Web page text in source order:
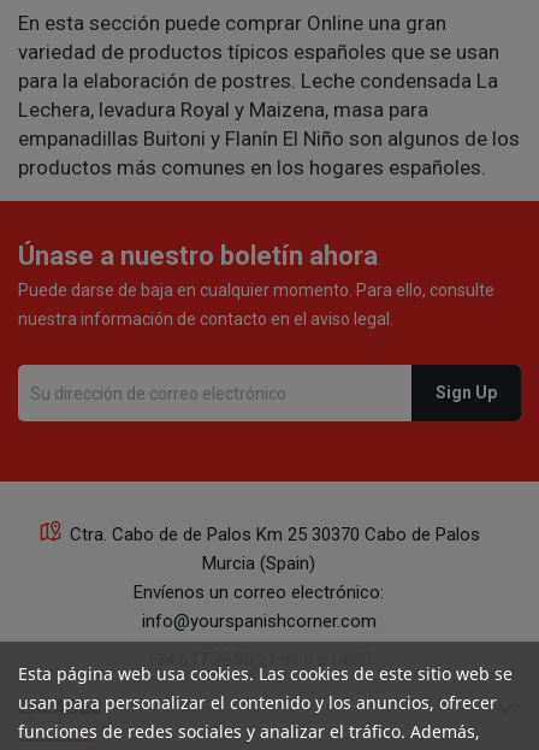
En esta sección puede comprar Online una gran
variedad de productos típicos españoles que se usan
para la elaboración de postres. Leche condensada La
Lechera, levadura Royal y Maizena, masa para
empanadillas Buitoni y Flanín El Niño son algunos de los
productos más comunes en los hogares españoles.
Únase a nuestro boletín ahora
Puede darse de baja en cualquier momento. Para ello, consulte
nuestra información de contacto en el aviso legal.
Ctra. Cabo de de Palos Km 25 30370 Cabo de Palos
Murcia (Spain)
Envíenos un correo electrónico:
info@yourspanishcorner.com
ENLACES keyboard_arrow_down
Esta página web usa cookies. Las cookies de este sitio web se
usan para personalizar el contenido y los anuncios, ofrecer
funciones de redes sociales y analizar el tráfico. Además,